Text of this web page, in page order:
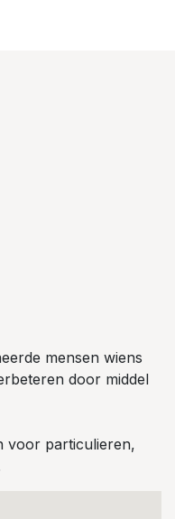
mensen wiens
door middel
voor particulieren,